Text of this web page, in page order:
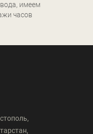
имеем
часов